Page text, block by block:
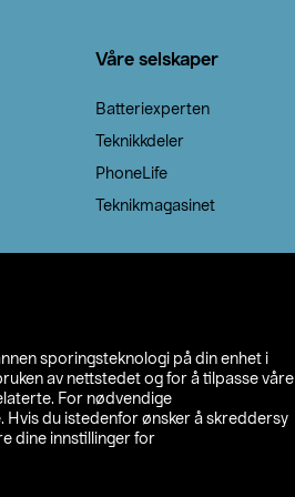
sporingsteknologi på din enhet i
av nettstedet og for å tilpasse våre
For nødvendige
Hvis du istedenfor ønsker å skreddersy
dine innstillinger for
Våre selskaper
Batteriexperten
Teknikkdeler
PhoneLife
Teknikmagasinet